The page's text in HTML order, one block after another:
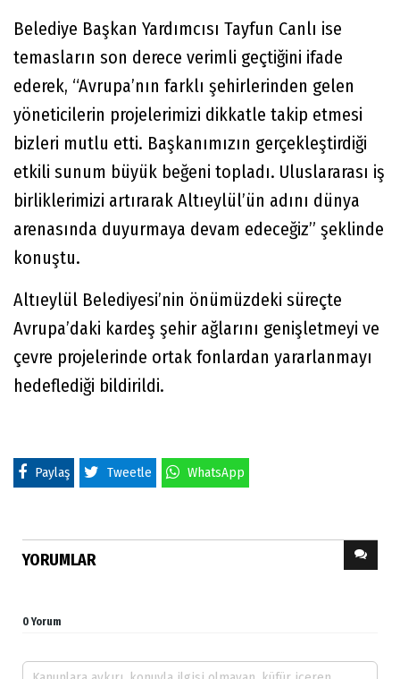
Belediye Başkan Yardımcısı Tayfun Canlı ise
temasların son derece verimli geçtiğini ifade
ederek, “Avrupa’nın farklı şehirlerinden gelen
yöneticilerin projelerimizi dikkatle takip etmesi
bizleri mutlu etti. Başkanımızın gerçekleştirdiği
etkili sunum büyük beğeni topladı. Uluslararası iş
birliklerimizi artırarak Altıeylül’ün adını dünya
arenasında duyurmaya devam edeceğiz” şeklinde
konuştu.
Altıeylül Belediyesi’nin önümüzdeki süreçte
Avrupa’daki kardeş şehir ağlarını genişletmeyi ve
çevre projelerinde ortak fonlardan yararlanmayı
hedeflediği bildirildi.
Paylaş Tweetle WhatsApp
YORUMLAR
0 Yorum